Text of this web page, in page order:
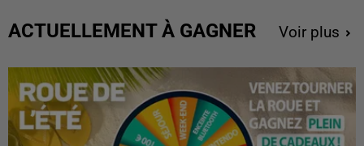
ACTUELLEMENT À GAGNER Voir plus